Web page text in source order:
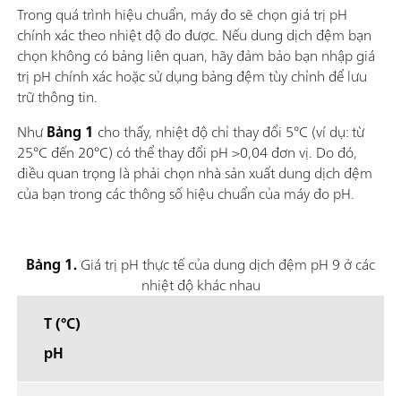
Trong quá trình hiệu chuẩn, máy đo sẽ chọn giá trị pH
chính xác theo nhiệt độ đo được. Nếu dung dịch đệm bạn
chọn không có bảng liên quan, hãy đảm bảo bạn nhập giá
trị pH chính xác hoặc sử dụng bảng đệm tùy chỉnh để lưu
trữ thông tin.
NhưBảng 1 cho thấy, nhiệt độ chỉ thay đổi 5°C (ví dụ: từ
25°C đến 20°C) có thể thay đổi pH >0,04 đơn vị. Do đó,
điều quan trọng là phải chọn nhà sản xuất dung dịch đệm
của bạn trong các thông số hiệu chuẩn của máy đo pH.
Bảng 1.Giá trị pH thực tế của dung dịch đệm pH 9 ở các
nhiệt độ khác nhau
T (°C)
pH